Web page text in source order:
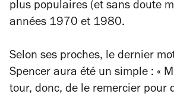
plus populaires (et sans doute
années 1970 et 1980.
Selon ses proches, le dernier
Spencer aura été un simple : «
tour, donc, de le remercier pour